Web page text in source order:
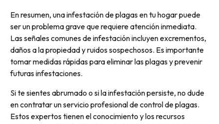
En resumen, una infestación de plagas en tu hogar puede
ser un problema grave que requiere atención inmediata.
Las señales comunes de infestación incluyen excrementos,
daños a la propiedad y ruidos sospechosos. Es importante
tomar medidas rápidas para eliminar las plagas y prevenir
futuras infestaciones.
Si te sientes abrumado o si la infestación persiste, no dude
en contratar un servicio profesional de control de plagas.
Estos expertos tienen el conocimiento y los recursos